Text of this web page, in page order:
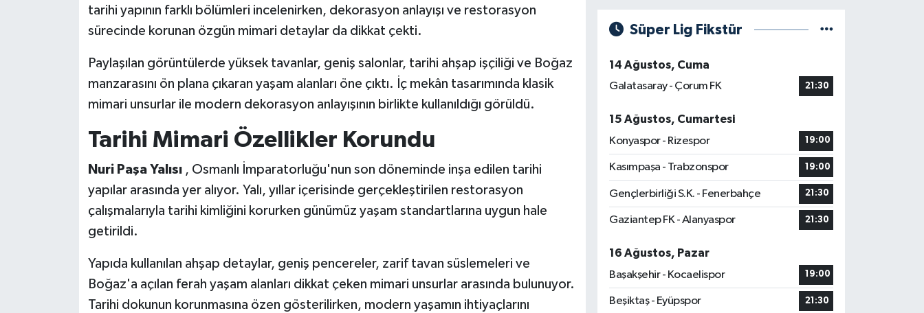
tarihi yapının farklı bölümleri incelenirken, dekorasyon anlayışı ve restorasyon
sürecinde korunan özgün mimari detaylar da dikkat çekti.
Paylaşılan görüntülerde yüksek tavanlar, geniş salonlar, tarihi ahşap işçiliği ve Boğaz
manzarasını ön plana çıkaran yaşam alanları öne çıktı. İç mekân tasarımında klasik
mimari unsurlar ile modern dekorasyon anlayışının birlikte kullanıldığı görüldü.
Tarihi Mimari Özellikler Korundu
Nuri Paşa Yalısı, Osmanlı İmparatorluğu'nun son döneminde inşa edilen tarihi
yapılar arasında yer alıyor. Yalı, yıllar içerisinde gerçekleştirilen restorasyon
çalışmalarıyla tarihi kimliğini korurken günümüz yaşam standartlarına uygun hale
getirildi.
Yapıda kullanılan ahşap detaylar, geniş pencereler, zarif tavan süslemeleri ve
Boğaz'a açılan ferah yaşam alanları dikkat çeken mimari unsurlar arasında bulunuyor.
Tarihi dokunun korunmasına özen gösterilirken, modern yaşamın ihtiyaçlarını
Süper Lig Fikstür
14 Ağustos, Cuma
Galatasaray - Çorum FK
21:30
15 Ağustos, Cumartesi
Konyaspor - Rizespor
19:00
Kasımpaşa - Trabzonspor 19:00
Gençlerbirliği S.K. - Fenerbahçe 21:30
Gaziantep FK - Alanyaspor 21:30
16 Ağustos, Pazar
Başakşehir - Kocaelispor
19:00
Beşiktaş - Eyüpspor 21:30